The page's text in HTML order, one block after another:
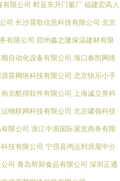
有限公司 郫县东升门窗厂 福建宏高人
司 长沙晨歌信息科技有限公司 北京
有限公司 郑州鑫之隆保温建材有限
自动化设备有限公司 海口春凯网络
喜网络科技有限公司 北京快乐小手
南京酷得软件有限公司 上海诚立誉科
物联网科技有限公司 北京啸领科技
限公司 浙江中浙国际展览商务有限
技有限公司 宁强县鸿运到房屋中介
司 青岛帮厨食品有限公司 深圳正通